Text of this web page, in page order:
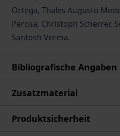
Ortega, Thales Augusto
Perosa, Christoph Scherrer,
Santosh Verma.
Bibliografische Angaben
Zusatzmaterial
Produktsicherheit